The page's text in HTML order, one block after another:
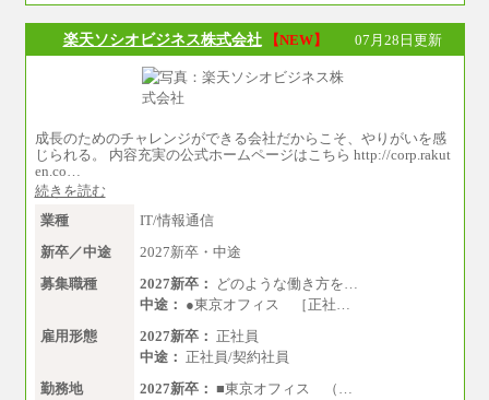
沖縄 ：時給1,025円～1,350円
※給与は実務経験・職種・配属部署によって異
なります
※交通費：月5万円まで
楽天ソシオビジネス株式会社 【NEW】 07月28日更新
成長のためのチャレンジができる会社だからこそ、やりがいを感
じられる。 内容充実の公式ホームページはこちら http://corp.rakut
en.co…
続きを読む
業種
IT/情報通信
新卒／中途
2027新卒・中途
募集職種
2027新卒：
どのような働き方を…
中途： ●東京オフィス ［正社…
雇用形態
2027新卒： 正社員
中途： 正社員/契約社員
勤務地
2027新卒： ■東京オフィス （…